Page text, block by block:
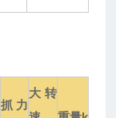
抓力
大转